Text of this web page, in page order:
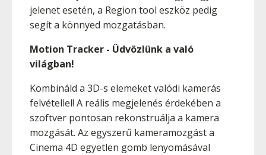
jelenet esetén, a Region tool eszköz pedig
segít a könnyed mozgatásban.
Motion Tracker - Üdvözlünk a való
világban!
Kombináld a 3D-s elemeket valódi kamerás
felvétellel! A reális megjelenés érdekében a
szoftver pontosan rekonstruálja a kamera
mozgását. Az egyszerű kameramozgást a
Cinema 4D egyetlen gomb lenyomásával